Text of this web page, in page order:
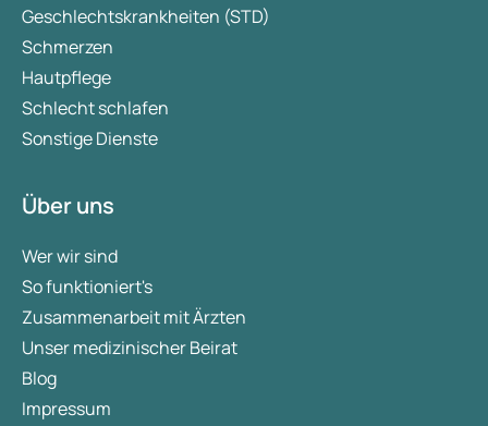
Geschlechtskrankheiten (STD)
Schmerzen
Hautpflege
Schlecht schlafen
Sonstige Dienste
Über uns
Wer wir sind
So funktioniert's
Zusammenarbeit mit Ärzten
Unser medizinischer Beirat
Blog
Impressum